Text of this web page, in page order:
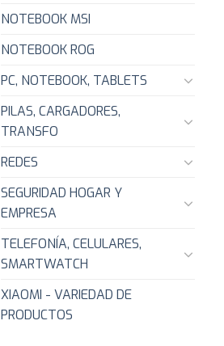
NOTEBOOK MSI
NOTEBOOK ROG
PC, NOTEBOOK, TABLETS
PILAS, CARGADORES,
TRANSFO
REDES
SEGURIDAD HOGAR Y
EMPRESA
TELEFONÍA, CELULARES,
SMARTWATCH
XIAOMI - VARIEDAD DE
PRODUCTOS